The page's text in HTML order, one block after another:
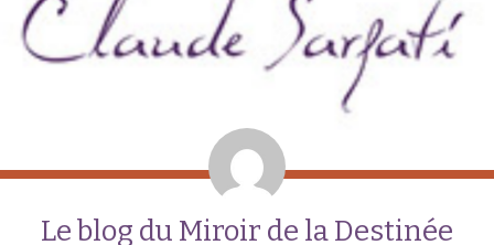
Le blog du Miroir de la Destinée